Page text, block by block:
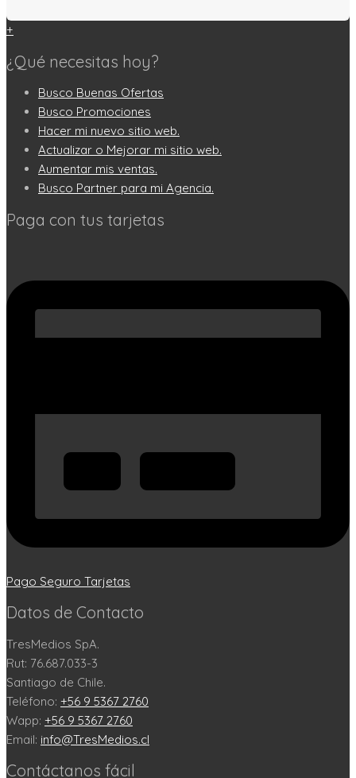
+
¿Qué necesitas hoy?
Busco Buenas Ofertas
Busco Promociones
Hacer mi nuevo sitio web.
Actualizar o Mejorar mi sitio web.
Aumentar mis ventas.
Busco Partner para mi Agencia.
Paga con tus tarjetas
Pago Seguro Tarjetas
Datos de Contacto
TresMedios SpA.
Rut: 76.687.033-3
Santiago de Chile.
Teléfono: +56 9 5367 2760
Wapp: +56 9 5367 2760
Email: info@TresMedios.cl
Contáctanos fácil